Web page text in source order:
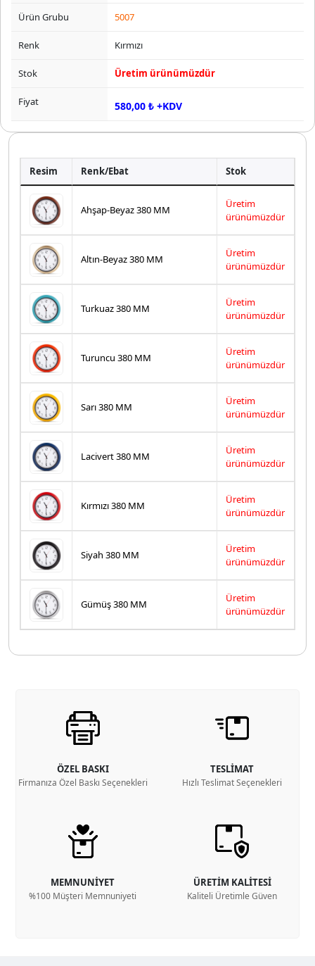
Ürün Grubu 5007
Renk Kırmızı
Stok Üretim ürünümüzdür
Fiyat 580,00 ₺ +KDV
Resim Renk/Ebat Stok
Ahşap-Beyaz 380 MM
Üretim
ürünümüzdür
Altın-Beyaz 380 MM
Üretim
ürünümüzdür
Turkuaz 380 MM
Üretim
ürünümüzdür
Turuncu 380 MM
Üretim
ürünümüzdür
Sarı 380 MM
Üretim
ürünümüzdür
Lacivert 380 MM
Üretim
ürünümüzdür
Kırmızı 380 MM
Üretim
ürünümüzdür
Siyah 380 MM
Üretim
ürünümüzdür
Gümüş 380 MM
Üretim
ürünümüzdür
ÖZEL BASKI
Firmanıza Özel Baskı Seçenekleri
TESLİMAT
Hızlı Teslimat Seçenekleri
MEMNUNİYET
%100 Müşteri Memnuniyeti
ÜRETİM KALİTESİ
Kaliteli Üretimle Güven